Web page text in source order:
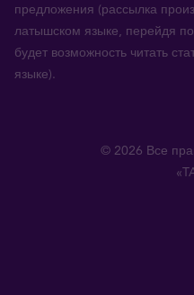
предложения (рассылка
латышском языке, перейдя
будет возможность читать
языке).
© 2026 Все